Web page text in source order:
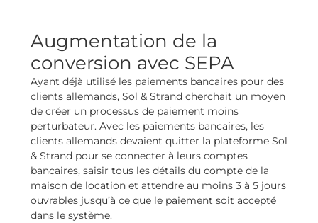
Augmentation de la
conversion avec SEPA
Ayant déjà utilisé les paiements bancaires pour des
clients allemands, Sol & Strand cherchait un moyen
de créer un processus de paiement moins
perturbateur. Avec les paiements bancaires, les
clients allemands devaient quitter la plateforme Sol
& Strand pour se connecter à leurs comptes
bancaires, saisir tous les détails du compte de la
maison de location et attendre au moins 3 à 5 jours
ouvrables jusqu’à ce que le paiement soit accepté
dans le système.